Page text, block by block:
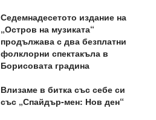
Седемнадесетото издание на
„Остров на музиката“
продължава с два безплатни
фолклорни спектакъла в
Борисовата градина
Влизаме в битка със себе си
със „Спайдър-мен: Нов ден“